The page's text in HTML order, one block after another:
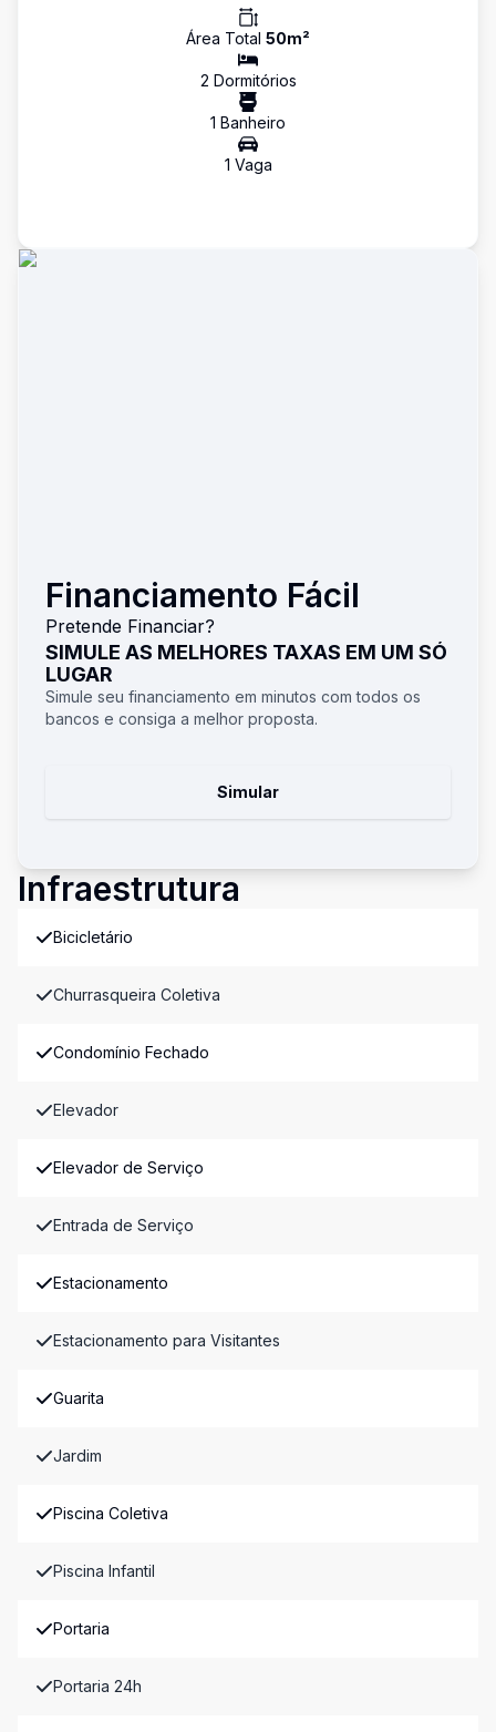
Área Total 50m²
2 Dormitórios
1 Banheiro
1 Vaga
Financiamento Fácil
Pretende Financiar?
SIMULE AS MELHORES TAXAS EM UM SÓ
LUGAR
Simule seu financiamento em minutos com todos os
bancos e consiga a melhor proposta.
Simular
Infraestrutura
Bicicletário
Churrasqueira Coletiva
Condomínio Fechado
Elevador
Elevador de Serviço
Entrada de Serviço
Estacionamento
Estacionamento para Visitantes
Guarita
Jardim
Piscina Coletiva
Piscina Infantil
Portaria
Portaria 24h